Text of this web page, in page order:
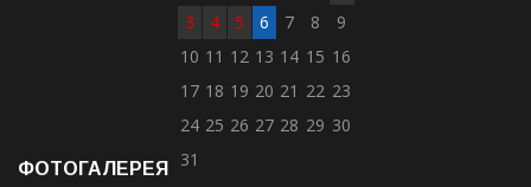
3
4 5 6 7 8
9
10 11 12 13 14 15 16
17 18 19 20 21 22 23
24 25 26 27 28 29 30
31
ФОТОГАЛЕРЕЯ